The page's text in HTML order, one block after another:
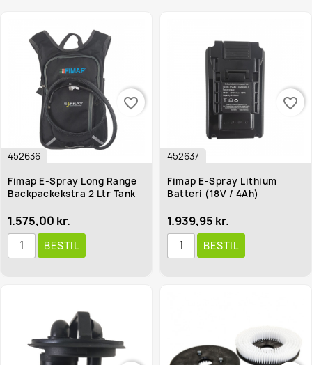
452636
Fimap E-Spray Long Range
Backpackekstra 2 Ltr Tank
1.575,00 kr.
BESTIL
favorite_border
452637
Fimap E-Spray Lithium
Batteri (18V / 4Ah)
1.939,95 kr.
BESTIL
favorite_border